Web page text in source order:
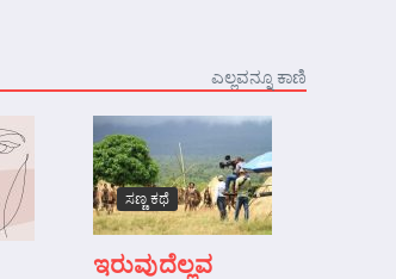
ಎಲ್ಲವನ್ನೂ ಕಾಣಿ
ಸಣ್ಣ ಕಥೆ
ಇರುವುದೆಲ್ಲವ